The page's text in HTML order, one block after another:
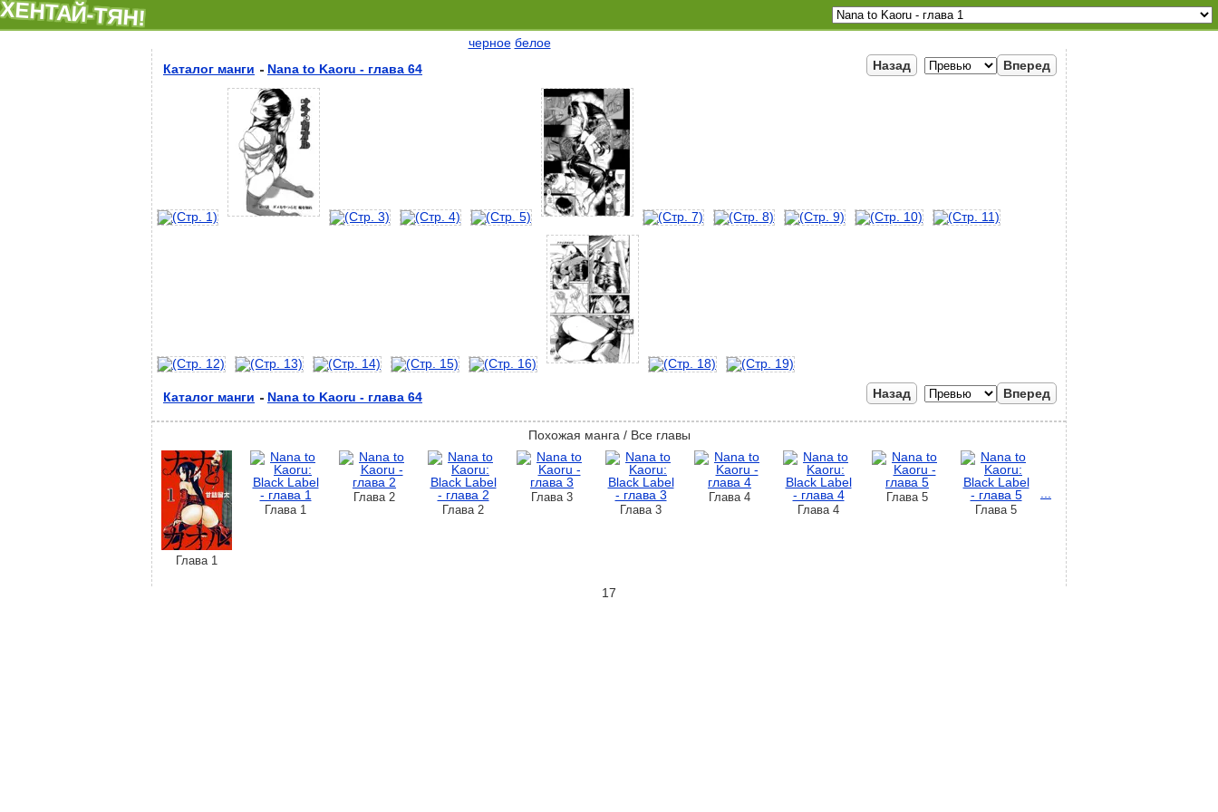
ХЕНТАЙ-ТЯН!
черное белое
Каталог манги
Nana to Kaoru - глава 64 Вперед
Назад
Каталог манги Nana to Kaoru - глава 64 Вперед
Назад
Похожая манга / Все главы
Глава 1
Глава 1
Глава 2
Глава 2
Глава 3
Глава 3
Глава 4
Глава 4
Глава 5
Глава 5
17